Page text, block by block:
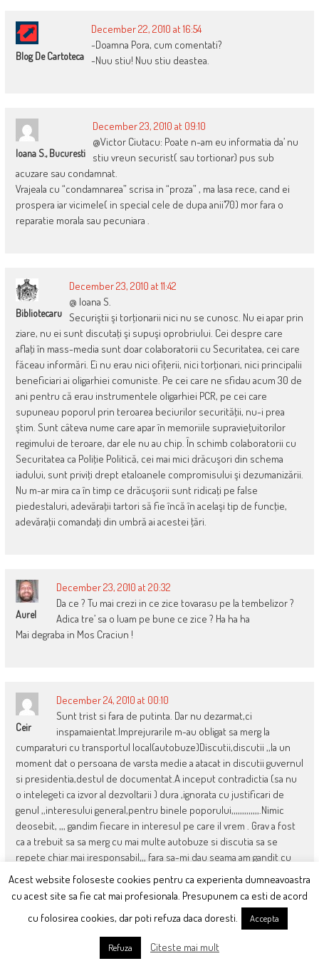
Blog De Cartoteca
December 22, 2010 at 16:54
-Doamna Pora, cum comentati?
-Nuu stiu! Nuu stiu deastea.
Ioana S., Bucuresti
December 23, 2010 at 09:10
@Victor Ciutacu: Poate n-am eu informatia da’ nu
stiu vreun securist( sau tortionar) pus sub
acuzare sau condamnat.
Vrajeala cu “condamnarea” scrisa in “proza” , ma lasa rece, cand ei
prospera iar vicimele( in special cele de dupa anii’70) mor fara o
reparatie morala sau pecuniara .
Bibliotecaru
December 23, 2010 at 11:42
@ Ioana S.
Securiştii şi torţionarii nici nu se cunosc. Nu ei apar prin
ziare, nu ei sunt discutaţi şi supuşi oprobriului. Cei despre care
aflaţi în mass-media sunt doar colaboratorii cu Securitatea, cei care
făceau informări. Ei nu erau nici ofiţerii, nici torţionari, nici principalii
beneficiari ai oligarhiei comuniste. Pe cei care ne sfidau acum 30 de
ani pentru că erau instrumentele oligarhiei PCR, pe cei care
supuneau poporul prin teroarea beciurilor securităţii, nu-i prea
ştim. Sunt câteva nume care apar în memoriile supravieţuitorilor
regimului de teroare, dar ele nu au chip. În schimb colaboratorii cu
Securitatea ca Poliţie Politică, cei mai mici drăcuşori din schema
iadului, sunt priviţi drept etaloanele compromisului şi dezumanizării.
Nu m-ar mira ca în timp ce drăcuşorii sunt ridicaţi pe false
piedestaluri, adevăraţii tartori să fie încă în acelaşi tip de funcţie,
adevăraţii comandaţi din umbră ai acestei ţări.
Aurel
December 23, 2010 at 20:32
Da ce ? Tu mai crezi in ce zice tovarasu pe la tembelizor ?
Adica tre’ sa o luam pe bune ce zice ? Ha ha ha
Mai degraba in Mos Craciun !
Ceir
December 24, 2010 at 00:10
Sunt trist si fara de putinta. Dar nu dezarmat,ci
inspamaientat.Imprejurarile m-au obligat sa merg la
cumparaturi cu transportul local(autobuze)Discutii,discutii ,,la un
moment dat o persoana de varsta medie a atacat in discutii guvernul
si presidentia,destul de documentat.A inceput contradictia (sa nu
o intelegeti ca izvor al dezvoltarii ) dura ,ignorata cu justificari de
genul ,,interesului general,pentru binele poporului,,,,,,,,,,,,,.Nimic
deosebit, ,,, gandim fiecare in interesul pe care il vrem . Grav a fost
ca a trebuit sa sa merg cu mai multe autobuze si discutia sa se
repete chiar mai iresponsabil,,, fara sa-mi dau seama am gandit cu
voce tare : ce nebunie : vecinul de scaun: In toate autobuzele, sunt
pusi oameni sa contrazica si sa spuna cum ,guvernul si presedintele
sunt devotati poporului.Asa ca abtinitiva. Multumesc.Am coborat ca
un om fara mama ,fara tata ,fara tara, cu niste copii cu salarii ,,,,,de
foamete cu lacrimi in ochi ca nu se pot bucura de tineretea lor.NU
SUNT VINOVATI CEI CARE L-AU VOTAT PE basescu CI basescu CA IA
Acest website foloseste cookies pentru ca experienta dumneavoastra
cu acest site sa fie cat mai profesionala. Presupunem ca esti de acord
cu folosirea cookies, dar poti refuza daca doresti.
Accepta
Refuza Citeste mai mult